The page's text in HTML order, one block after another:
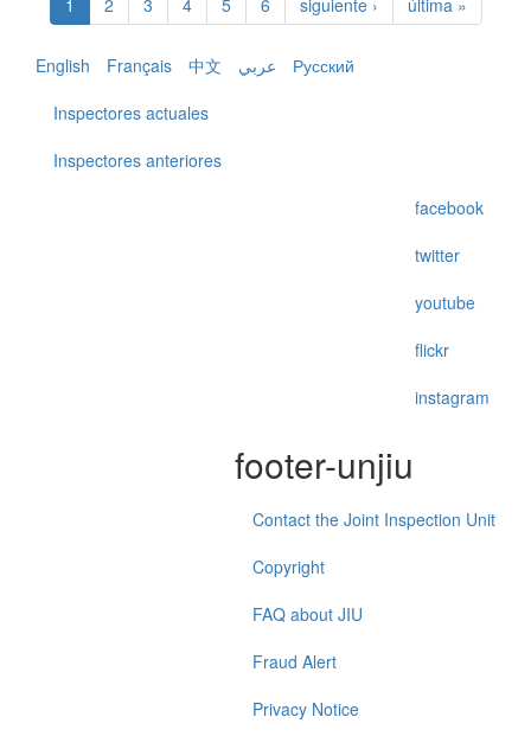
English Français 中文 عربي
Русский
Inspectores actuales
Inspectores anteriores
facebook
twitter
youtube
flickr
instagram
footer-unjiu
Contact the Joint Inspection Unit
Copyright
FAQ about JIU
Fraud Alert
Privacy Notice